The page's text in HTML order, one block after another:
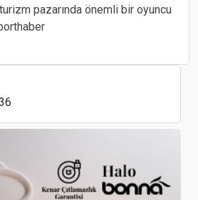
pazarında önemli bir oyuncu
ruhsat iptalleri sorunu
sektörde en üst statüye
programını başlattı